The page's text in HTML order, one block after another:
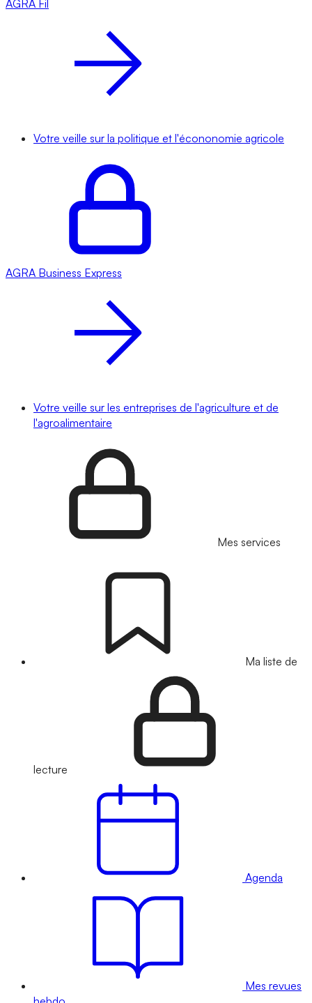
AGRA Fil
Votre veille sur la politique et l'écononomie agricole
AGRA Business Express
Votre veille sur les entreprises de l'agriculture et de
l'agroalimentaire
Mes services
Ma liste de
lecture
Agenda
Mes revues